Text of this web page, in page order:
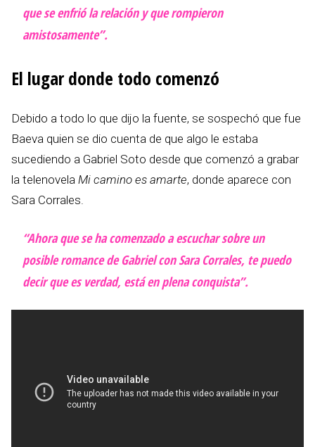
que se enfrió la relación y que rompieron
amistosamente”.
El lugar donde todo comenzó
Debido a todo lo que dijo la fuente, se sospechó que fue
Baeva quien se dio cuenta de que algo le estaba
sucediendo a Gabriel Soto desde que comenzó a grabar
la telenovela Mi camino es amarte, donde aparece con
Sara Corrales.
“Ahora que se ha comenzado a escuchar sobre un
posible romance de Gabriel con Sara Corrales, te puedo
decir que es verdad, está en plena conquista”.